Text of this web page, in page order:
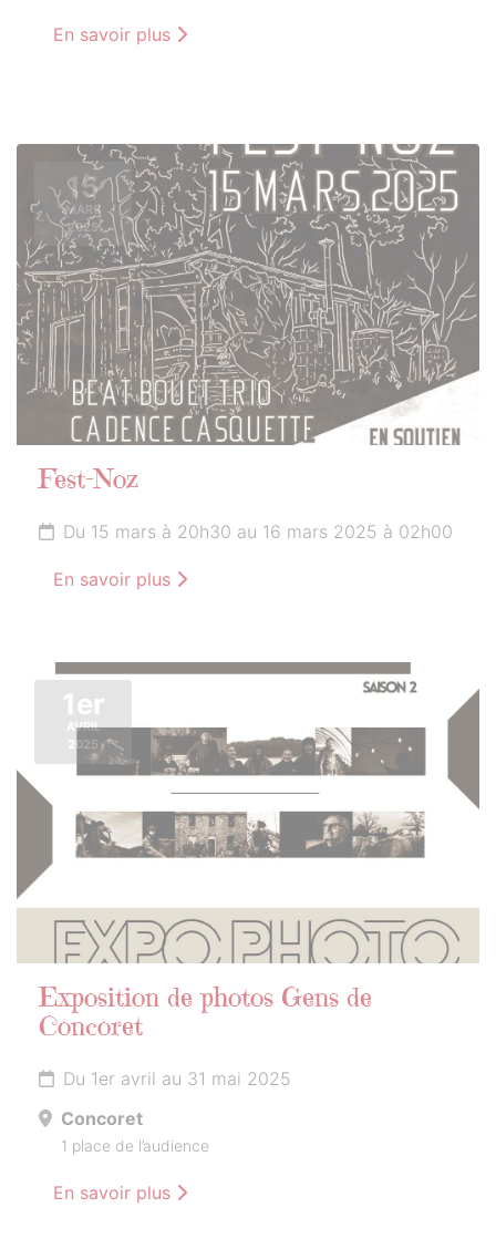
En savoir plus
15
MARS
2025
Fest-Noz
Du 15 mars à 20h30 au 16 mars 2025 à 02h00
En savoir plus
1er
AVRIL
2025
Exposition de photos Gens de
Concoret
Du 1er avril au 31 mai 2025
Concoret
1 place de l’audience
En savoir plus